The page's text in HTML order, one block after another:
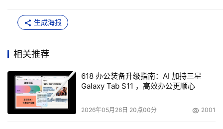
“在这种国家灾难面前，大家都愿意奉献自己的一份力量，
项目软件经理
“时间太紧了，但如果平台按时上不了，会影响政府的公信
力、影响公司的信誉，当时的感觉就是哪怕我熬死了这个事
生成海报
相关推荐
618 办公装备升级指南：AI 加持三星
Galaxy Tab S11 ，高效办公更顺心
2026年05月26日 20点00分 2001